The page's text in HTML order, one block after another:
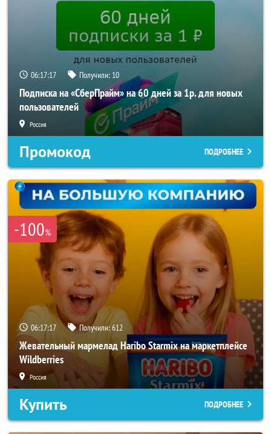
06:17:15 Получили: 10
Подписка на «СберПрайм» на 60 дней за 1р. для новых
пользователей
Россия
Промокод ПОДРОБНЕЕ
-100%
06:17:15 Получили:612
Жевательный мармелад Haribo Starmix на маркетплейсе
Wildberries
Россия
Купить ПОДРОБНЕЕ